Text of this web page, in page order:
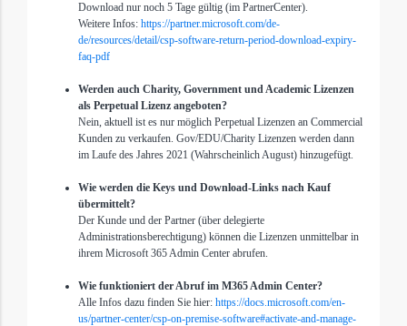
Download nur noch 5 Tage gültig (im PartnerCenter).
Weitere Infos: https://partner.microsoft.com/de-
de/resources/detail/csp-software-return-period-download-expiry-
faq-pdf
Werden auch Charity, Government und Academic Lizenzen
als Perpetual Lizenz angeboten?
Nein, aktuell ist es nur möglich Perpetual Lizenzen an Commercial
Kunden zu verkaufen. Gov/EDU/Charity Lizenzen werden dann
im Laufe des Jahres 2021 (Wahrscheinlich August) hinzugefügt.
Wie werden die Keys und Download-Links nach Kauf
übermittelt?
Der Kunde und der Partner (über delegierte
Administrationsberechtigung) können die Lizenzen unmittelbar in
ihrem Microsoft 365 Admin Center abrufen.
Wie funktioniert der Abruf im M365 Admin Center?
Alle Infos dazu finden Sie hier: https://docs.microsoft.com/en-
us/partner-center/csp-on-premise-software#activate-and-manage-